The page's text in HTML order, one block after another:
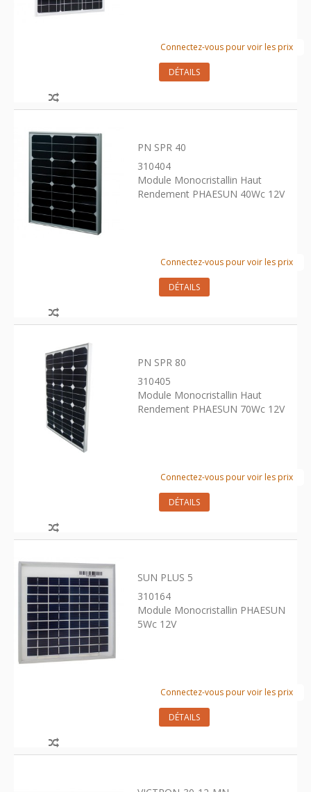
Connectez-vous pour voir les prix
DÉTAILS
PN SPR 40
310404
Module Monocristallin Haut
Rendement PHAESUN 40Wc 12V
Connectez-vous pour voir les prix
DÉTAILS
PN SPR 80
310405
Module Monocristallin Haut
Rendement PHAESUN 70Wc 12V
Connectez-vous pour voir les prix
DÉTAILS
SUN PLUS 5
310164
Module Monocristallin PHAESUN
5Wc 12V
Connectez-vous pour voir les prix
DÉTAILS